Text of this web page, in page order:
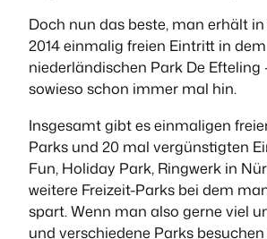
Doch nun das beste, man erhält
2014 einmalig freien Eintritt in dem
niederländischen Park De Efteling
sowieso schon immer mal hin.
Insgesamt gibt es einmaligen
Parks und 20 mal vergünstigten
Fun, Holiday Park, Ringwerk in
weitere Freizeit-Parks bei dem
spart. Wenn man also gerne viel
und verschiedene Parks